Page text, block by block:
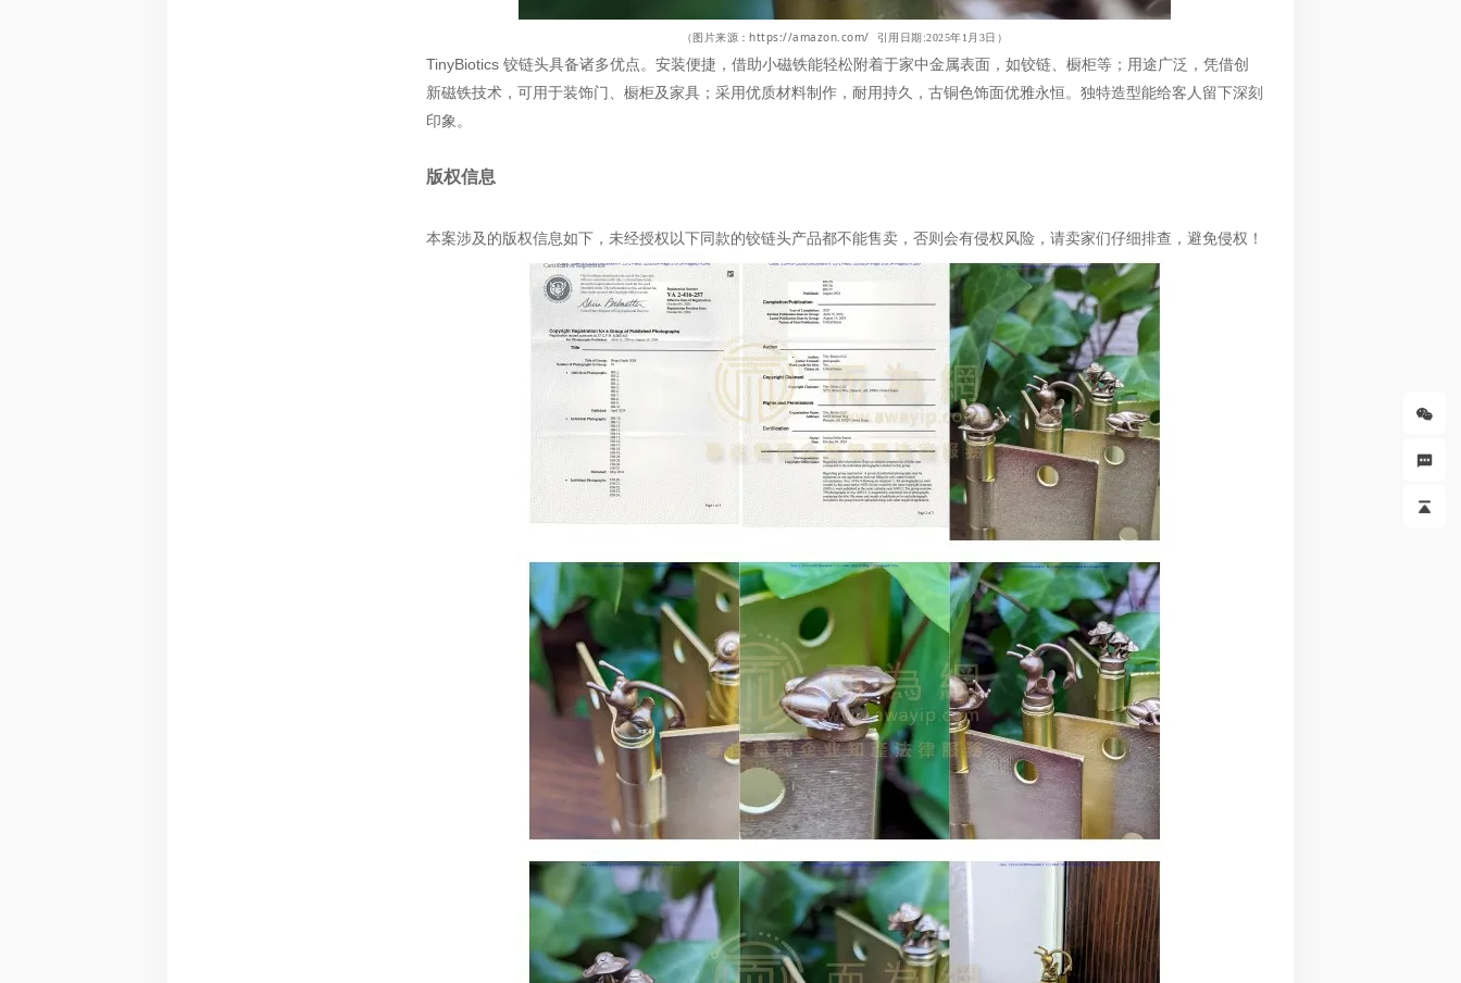
（图片来源 ： https://amazon.com/ 引用日期:2025年1月3日）
TinyBiotics 铰链头具备诸多优点。安装便捷，借助小磁铁能轻松附着于家中金属表面，如铰链、橱柜等；用途广泛，凭借创
新磁铁技术，可用于装饰门、橱柜及家具；采用优质材料制作，耐用持久，古铜色饰面优雅永恒。独特造型能给客人留下深刻
印象。
版权信息
本案涉及的版权信息如下，未经授权以下同款的铰链头产品都不能售卖，否则会有侵权风险，请卖家们仔细排查，避免侵权！